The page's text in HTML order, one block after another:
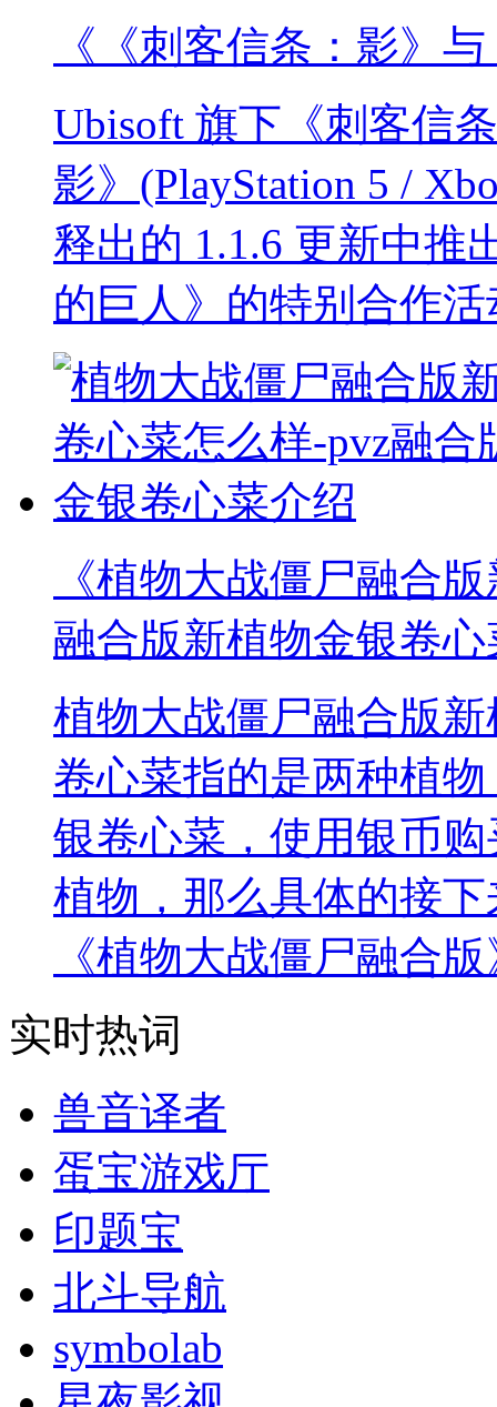
《《刺客信条：影》
Ubisoft 旗下《刺客信
影》(PlayStation 5 /
释出的 1.1.6 更新中推
的巨人》的特别合作活
《植物大战僵尸融合
融合版新植物金银卷
植物大战僵尸融合版
卷心菜指的是两种植
银卷心菜，使用银币
植物，那么具体的接
《植物大战僵尸融合
实时热词
兽音译者
蛋宝游戏厅
印题宝
北斗导航
symbolab